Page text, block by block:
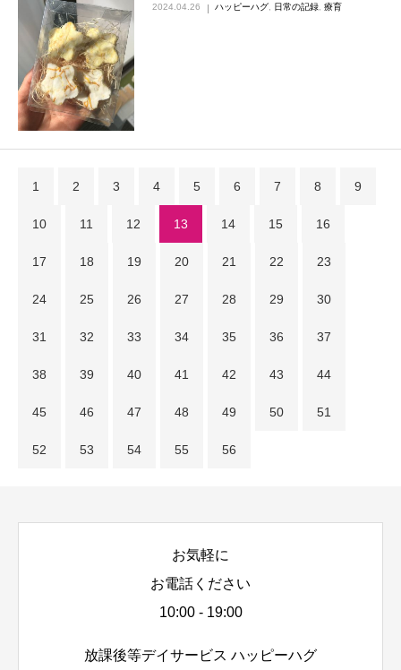
2024.04.26 ハッピーハグ 日常の記録 療育
1 2 3 4 5 6 7 8 9
10 11 12 13 14 15 16
17 18 19 20 21 22 23
24 25 26 27 28 29 30
31 32 33 34 35 36 37
38 39 40 41 42 43 44
45 46 47 48 49 50 51
52 53 54 55 56
お気軽に
お電話ください
10:00 - 19:00
放課後等デイサービス ハッピーハグ